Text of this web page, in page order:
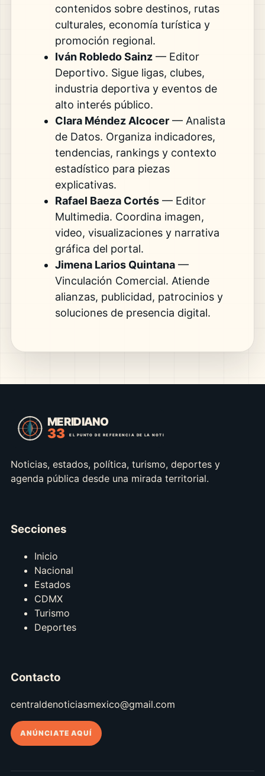
contenidos sobre destinos, rutas
culturales, economía turística y
promoción regional.
Iván Robledo Sainz— Editor
Deportivo. Sigue ligas, clubes,
industria deportiva y eventos de
alto interés público.
Clara Méndez Alcocer— Analista
de Datos. Organiza indicadores,
tendencias, rankings y contexto
estadístico para piezas
explicativas.
Rafael Baeza Cortés— Editor
Multimedia. Coordina imagen,
video, visualizaciones y narrativa
gráfica del portal.
Jimena Larios Quintana—
Vinculación Comercial. Atiende
alianzas, publicidad, patrocinios y
soluciones de presencia digital.
Noticias, estados, política, turismo, deportes y
agenda pública desde una mirada territorial.
Secciones
Inicio
Nacional
Estados
CDMX
Turismo
Deportes
Contacto
centraldenoticiasmexico@gmail.com
ANÚNCIATE AQUÍ